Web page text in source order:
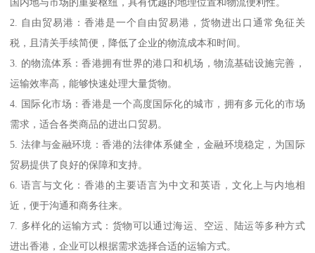
2. 自由贸易港：香港是一个自由贸易港，货物进出口通常免征关
税，且清关手续简便，降低了企业的物流成本和时间。
3. 的物流体系：香港拥有世界的港口和机场，物流基础设施完善，
运输效率高，能够快速处理大量货物。
4. 国际化市场：香港是一个高度国际化的城市，拥有多元化的市场
需求，适合各类商品的进出口贸易。
5. 法律与金融环境：香港的法律体系健全，金融环境稳定，为国际
贸易提供了良好的保障和支持。
6. 语言与文化：香港的主要语言为中文和英语，文化上与内地相
近，便于沟通和商务往来。
7. 多样化的运输方式：货物可以通过海运、空运、陆运等多种方式
进出香港，企业可以根据需求选择合适的运输方式。